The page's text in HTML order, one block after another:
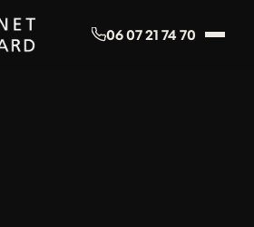
06 07 21 74 70